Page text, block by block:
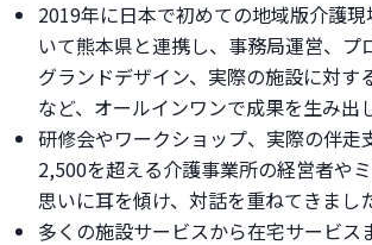
2019年に日本で初めての地域版介護
いて熊本県と連携し、事務局運営、プ
グランドデザイン、実際の施設に対す
など、オールインワンで成果を生み出
研修会やワークショップ、実際の伴走
2,500を超える介護事業所の経営者や
思いに耳を傾け、対話を重ねてきまし
多くの施設サービスから在宅サービス